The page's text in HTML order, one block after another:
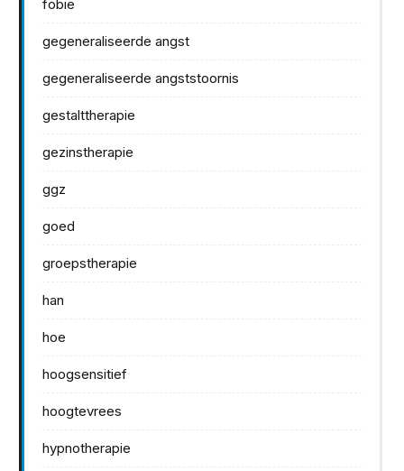
fobie
gegeneraliseerde angst
gegeneraliseerde angststoornis
gestalttherapie
gezinstherapie
ggz
goed
groepstherapie
han
hoe
hoogsensitief
hoogtevrees
hypnotherapie